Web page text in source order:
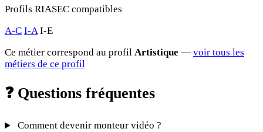
Profils RIASEC compatibles
A-C I-A I-E
Ce métier correspond au profil Artistique — voir tous les
métiers de ce profil
❓Questions fréquentes
Comment devenir monteur vidéo ?